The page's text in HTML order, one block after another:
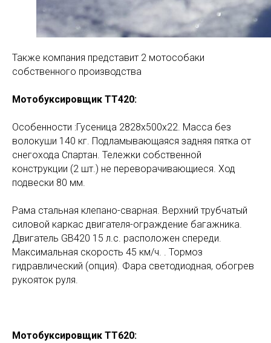
Также компания представит 2 мотособаки
собственного производства
Мотобуксировщик ТТ420:
Особенности :Гусеница 2828х500х22. Масса без
волокуши 140 кг. Подламывающаяся задняя пятка от
снегохода Спартан. Тележки собственной
конструкции (2 шт.) не переворачивающиеся. Ход
подвески 80 мм.
Рама стальная клепано-сварная. Верхний трубчатый
силовой каркас двигателя-ограждение багажника.
Двигатель GB420 15 л.с. расположен спереди.
Максимальная скорость 45 км/ч. . Тормоз
гидравлический (опция). Фара светодиодная, обогрев
рукояток руля.
Мотобуксировщик ТТ620: